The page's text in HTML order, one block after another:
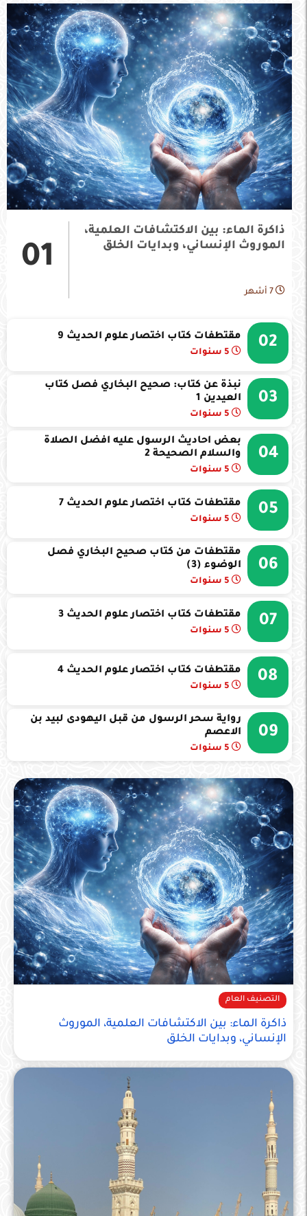
ذاكرة الماء: بين الاكتشافات العلمية،
الموروث الإنساني، وبدايات الخلق
01
02 مقتطفات كتاب اختصار علوم الحديث 9
03
نبذة عن كتاب: صحيح البخاري فصل كتاب
العيدين 1
04
بعض احاديث الرسول عليه افضل الصلاة
والسلام الصحيحة 2
05 مقتطفات كتاب اختصار علوم الحديث 7
06
مقتطفات من كتاب صحيح البخاري فصل
الوضوء (3)
07 مقتطفات كتاب اختصار علوم الحديث 3
08 مقتطفات كتاب اختصار علوم الحديث 4
09
رواية سحر الرسول من قبل اليهودى لبيد بن
الاعصم
التصنيف العام
ذاكرة الماء: بين الاكتشافات العلمية، الموروث
الإنساني، وبدايات الخلق